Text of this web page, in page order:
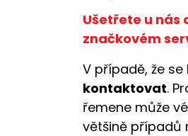
Ušetřete u nás
značkovém
V případě, že se
kontaktovat.
řemene může
většině případů